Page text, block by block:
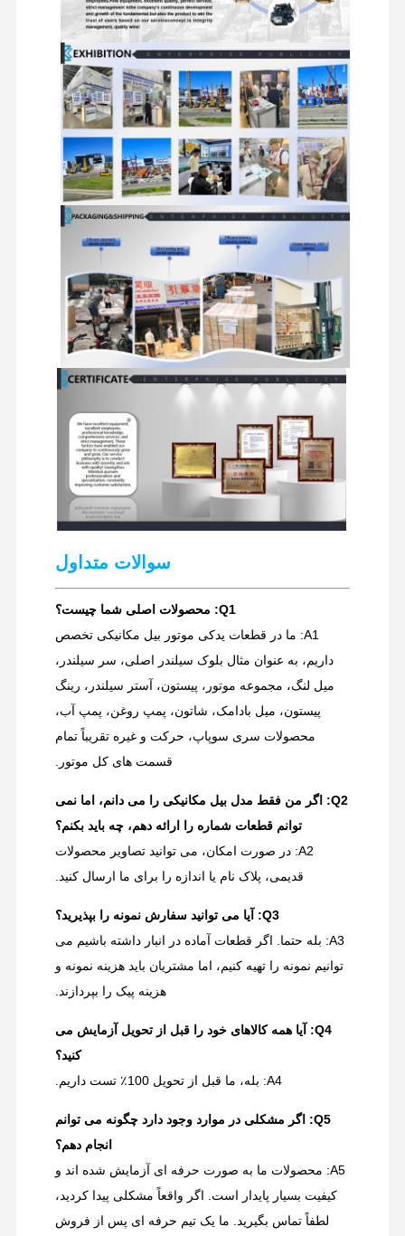
قطعات یدکی بیل مکانیکی
سوالات متداول
Q1: محصولات اصلی شما چیست؟
A1: ما در قطعات یدکی موتور بیل مکانیکی تخصص
داریم، به عنوان مثال بلوک سیلندر اصلی، سر سیلندر،
میل لنگ، مجموعه موتور، پیستون، آستر سیلندر، رینگ
پیستون، میل بادامک، شاتون، پمپ روغن، پمپ آب،
محصولات سری سوپاپ، حرکت و غیره تقریباً تمام
قسمت های کل موتور.
Q2: اگر من فقط مدل بیل مکانیکی را می دانم، اما نمی
توانم قطعات شماره را ارائه دهم، چه باید بکنم؟
A2: در صورت امکان، می توانید تصاویر محصولات
قدیمی، پلاک نام یا اندازه را برای ما ارسال کنید.
Q3: آیا می توانید سفارش نمونه را بپذیرید؟
A3: بله حتما. اگر قطعات آماده در انبار داشته باشیم می
توانیم نمونه را تهیه کنیم، اما مشتریان باید هزینه نمونه و
هزینه پیک را بپردازند.
Q4: آیا همه کالاهای خود را قبل از تحویل آزمایش می
کنید؟
A4: بله، ما قبل از تحویل 100٪ تست داریم.
Q5: اگر مشکلی در موارد وجود دارد چگونه می توانم
انجام دهم؟
A5: محصولات ما به صورت حرفه ای آزمایش شده اند و
کیفیت بسیار پایدار است. اگر واقعاً مشکلی پیدا کردید،
لطفاً تماس بگیرید. ما یک تیم حرفه ای پس از فروش